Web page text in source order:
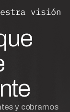
y cobramos